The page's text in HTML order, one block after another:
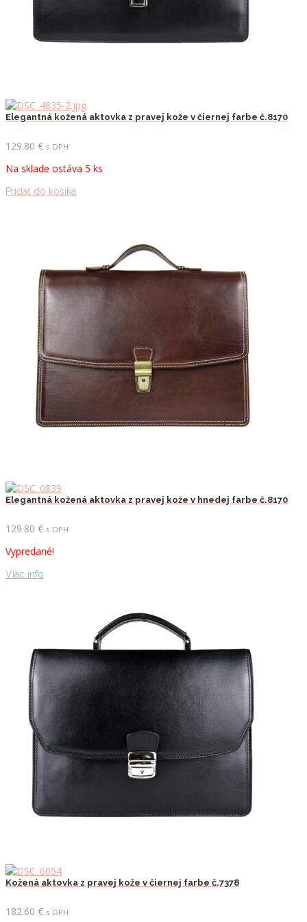
Elegantná kožená aktovka z pravej kože v čiernej farbe č.8170
129.80 € s DPH
Na sklade ostáva 5 ks
Pridať do košíka
Elegantná kožená aktovka z pravej kože v hnedej farbe č.8170
129.80 € s DPH
Vypredané!
Viac info
Kožená aktovka z pravej kože v čiernej farbe č.7378
182.60 € s DPH